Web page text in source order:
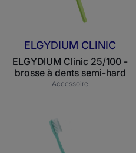
dents
semi-
ELGYDIUM CLINIC
ELGYDIUM Clinic 25/100 -
brosse à dents semi-hard
Accessoire